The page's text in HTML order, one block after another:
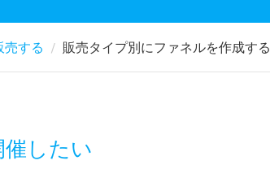
売する 販売タイプ別にファネルを作成する
したい